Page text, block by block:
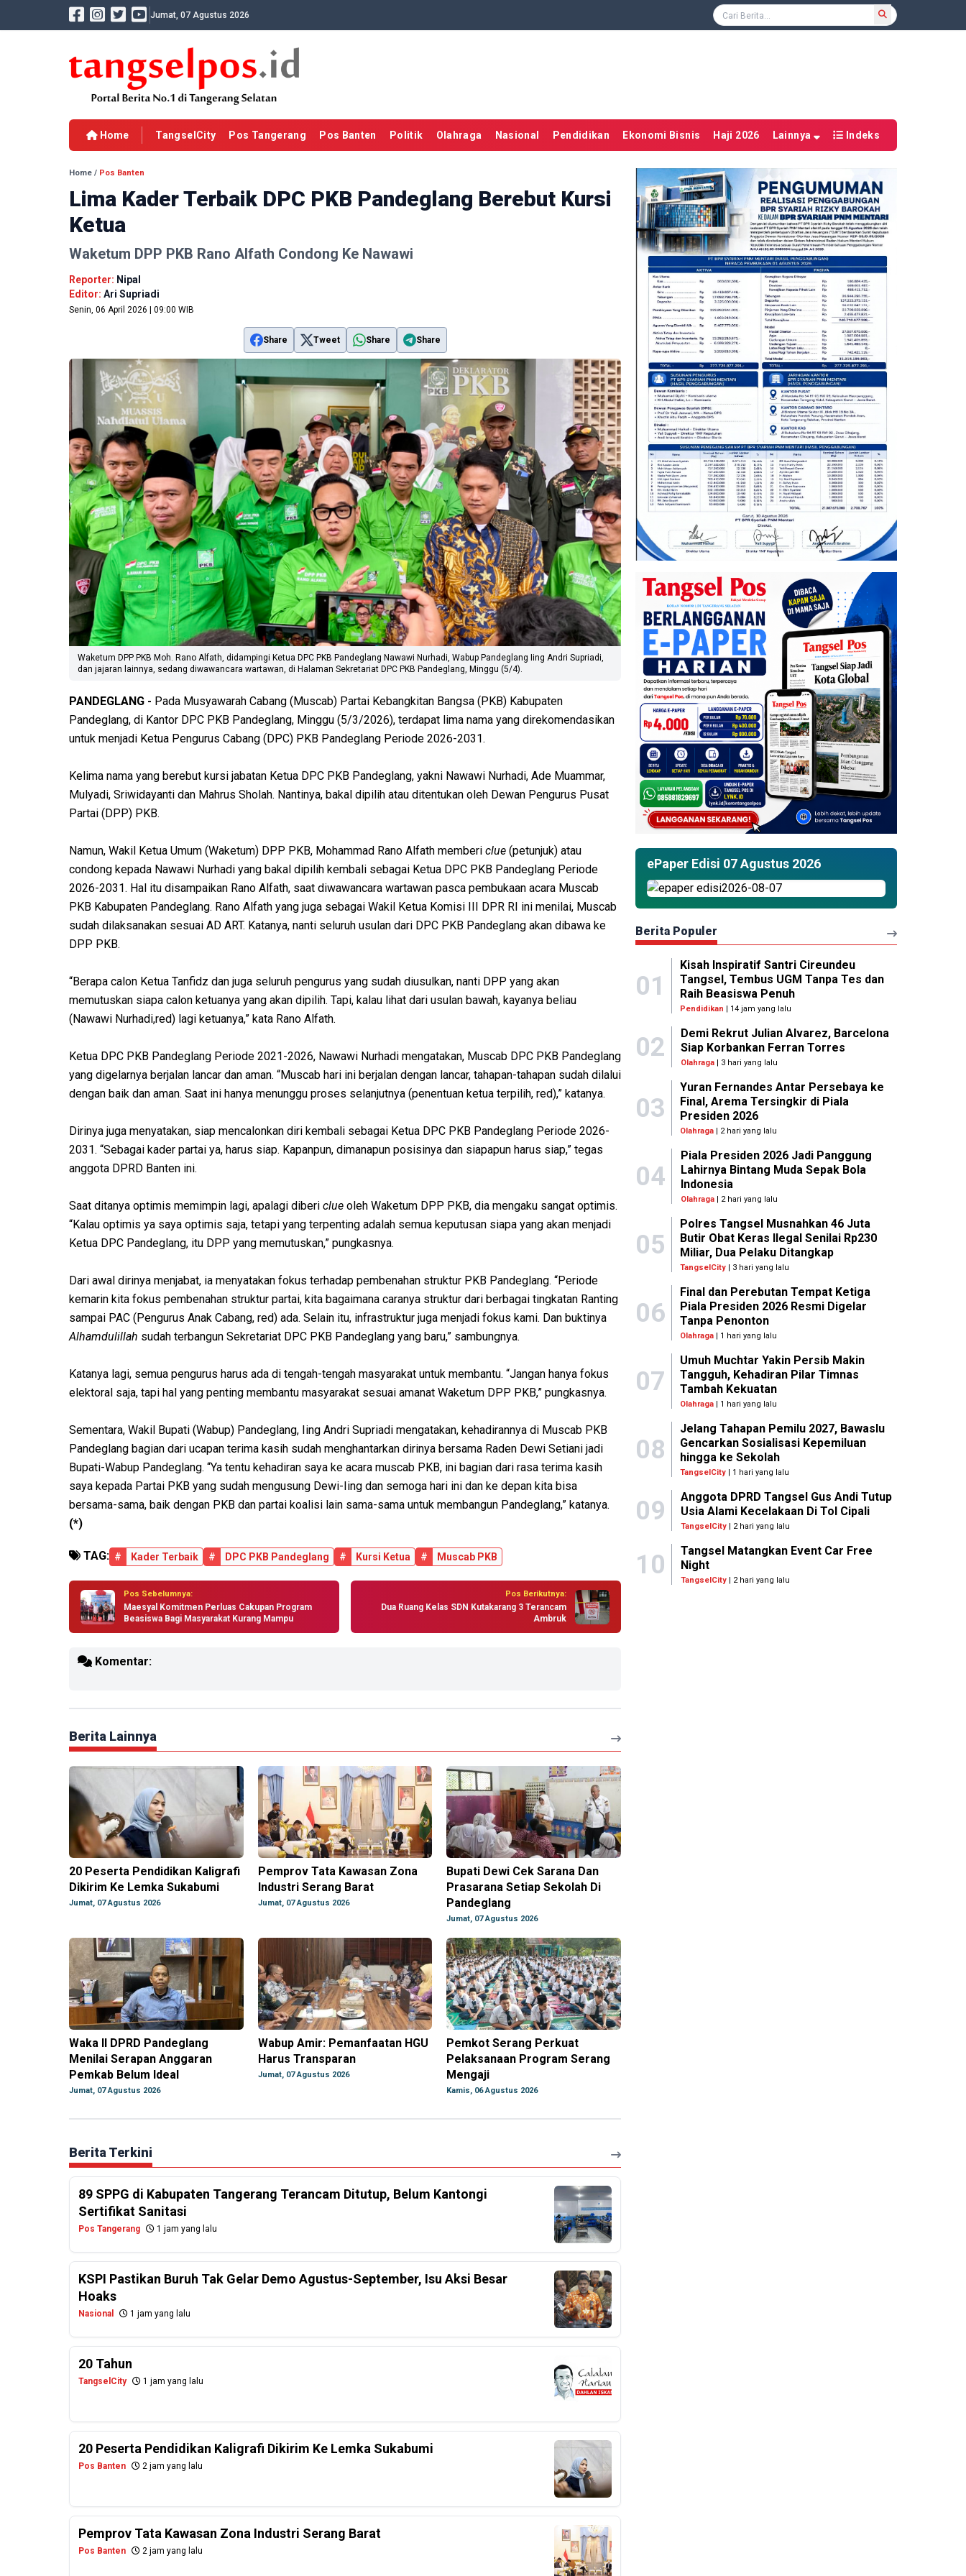
Jumat, 07 Agustus 2026
Home TangselCity Pos Tangerang Pos Banten Politik Olahraga Nasional Pendidikan Ekonomi Bisnis Haji 2026 Lainnya Indeks
Home / Pos Banten
Lima Kader Terbaik DPC PKB Pandeglang Berebut Kursi
Ketua
Waketum DPP PKB Rano Alfath Condong Ke Nawawi
Reporter: Nipal
Editor: Ari Supriadi
Senin, 06 April 2026 | 09:00 WIB
Share Tweet Share Share
Waketum DPP PKB Moh. Rano Alfath, didampingi Ketua DPC PKB Pandeglang Nawawi Nurhadi, Wabup Pandeglang Iing Andri Supriadi,
dan jajaran lainnya, sedang diwawancara wartawan, di Halaman Sekretariat DPC PKB Pandeglang, Minggu (5/4).
PANDEGLANG - Pada Musyawarah Cabang (Muscab) Partai Kebangkitan Bangsa (PKB) Kabupaten
Pandeglang, di Kantor DPC PKB Pandeglang, Minggu (5/3/2026), terdapat lima nama yang direkomendasikan
untuk menjadi Ketua Pengurus Cabang (DPC) PKB Pandeglang Periode 2026-2031.
Kelima nama yang berebut kursi jabatan Ketua DPC PKB Pandeglang, yakni Nawawi Nurhadi, Ade Muammar,
Mulyadi, Sriwidayanti dan Mahrus Sholah. Nantinya, bakal dipilih atau ditentukan oleh Dewan Pengurus Pusat
Partai (DPP) PKB.
Namun, Wakil Ketua Umum (Waketum) DPP PKB, Mohammad Rano Alfath memberi clue (petunjuk) atau
condong kepada Nawawi Nurhadi yang bakal dipilih kembali sebagai Ketua DPC PKB Pandeglang Periode
2026-2031. Hal itu disampaikan Rano Alfath, saat diwawancara wartawan pasca pembukaan acara Muscab
PKB Kabupaten Pandeglang. Rano Alfath yang juga sebagai Wakil Ketua Komisi III DPR RI ini menilai, Muscab
sudah dilaksanakan sesuai AD ART. Katanya, nanti seluruh usulan dari DPC PKB Pandeglang akan dibawa ke
DPP PKB.
“Berapa calon Ketua Tanfidz dan juga seluruh pengurus yang sudah diusulkan, nanti DPP yang akan
memutuskan siapa calon ketuanya yang akan dipilih. Tapi, kalau lihat dari usulan bawah, kayanya beliau
(Nawawi Nurhadi,red) lagi ketuanya,” kata Rano Alfath.
Ketua DPC PKB Pandeglang Periode 2021-2026, Nawawi Nurhadi mengatakan, Muscab DPC PKB Pandeglang
yang digelarnya berjalan lancar dan aman. “Muscab hari ini berjalan dengan lancar, tahapan-tahapan sudah dilalui
dengan baik dan aman. Saat ini hanya menunggu proses selanjutnya (penentuan ketua terpilih, red),” katanya.
Dirinya juga menyatakan, siap mencalonkan diri kembali sebagai Ketua DPC PKB Pandeglang Periode 2026-
2031. “Sebagai kader partai ya, harus siap. Kapanpun, dimanapun posisinya dan siapapun harus siap,” tegas
anggota DPRD Banten ini.
Saat ditanya optimis memimpin lagi, apalagi diberi clue oleh Waketum DPP PKB, dia mengaku sangat optimis.
“Kalau optimis ya saya optimis saja, tetapi yang terpenting adalah semua keputusan siapa yang akan menjadi
Ketua DPC Pandeglang, itu DPP yang memutuskan,” pungkasnya.
Dari awal dirinya menjabat, ia menyatakan fokus terhadap pembenahan struktur PKB Pandeglang. “Periode
kemarin kita fokus pembenahan struktur partai, kita bagaimana caranya struktur dari berbagai tingkatan Ranting
sampai PAC (Pengurus Anak Cabang, red) ada. Selain itu, infrastruktur juga menjadi fokus kami. Dan buktinya
Alhamdulillah sudah terbangun Sekretariat DPC PKB Pandeglang yang baru,” sambungnya.
Katanya lagi, semua pengurus harus ada di tengah-tengah masyarakat untuk membantu. “Jangan hanya fokus
elektoral saja, tapi hal yang penting membantu masyarakat sesuai amanat Waketum DPP PKB,” pungkasnya.
Sementara, Wakil Bupati (Wabup) Pandeglang, Iing Andri Supriadi mengatakan, kehadirannya di Muscab PKB
Pandeglang bagian dari ucapan terima kasih sudah menghantarkan dirinya bersama Raden Dewi Setiani jadi
Bupati-Wabup Pandeglang. “Ya tentu kehadiran saya ke acara muscab PKB, ini bagian dari rasa terima kasih
saya kepada Partai PKB yang sudah mengusung Dewi-Iing dan semoga hari ini dan ke depan kita bisa
bersama-sama, baik dengan PKB dan partai koalisi lain sama-sama untuk membangun Pandeglang,” katanya.
(*)
TAG: # Kader Terbaik # DPC PKB Pandeglang # Kursi Ketua # Muscab PKB
Pos Sebelumnya:
Maesyal Komitmen Perluas Cakupan Program
Beasiswa Bagi Masyarakat Kurang Mampu
Pos Berikutnya:
Dua Ruang Kelas SDN Kutakarang 3 Terancam
Ambruk
Komentar:
Berita Lainnya
20 Peserta Pendidikan Kaligrafi
Dikirim Ke Lemka Sukabumi
Jumat, 07 Agustus 2026
Pemprov Tata Kawasan Zona
Industri Serang Barat
Jumat, 07 Agustus 2026
Bupati Dewi Cek Sarana Dan
Prasarana Setiap Sekolah Di
Pandeglang
Jumat, 07 Agustus 2026
Waka II DPRD Pandeglang
Menilai Serapan Anggaran
Pemkab Belum Ideal
Jumat, 07 Agustus 2026
Wabup Amir: Pemanfaatan HGU
Harus Transparan
Jumat, 07 Agustus 2026
Pemkot Serang Perkuat
Pelaksanaan Program Serang
Mengaji
Kamis, 06 Agustus 2026
Berita Terkini
89 SPPG di Kabupaten Tangerang Terancam Ditutup, Belum Kantongi
Sertifikat Sanitasi
Pos Tangerang 1 jam yang lalu
KSPI Pastikan Buruh Tak Gelar Demo Agustus-September, Isu Aksi Besar
Hoaks
Nasional 1 jam yang lalu
20 Tahun
TangselCity 1 jam yang lalu
20 Peserta Pendidikan Kaligrafi Dikirim Ke Lemka Sukabumi
Pos Banten 2 jam yang lalu
Pemprov Tata Kawasan Zona Industri Serang Barat
Pos Banten 2 jam yang lalu
ePaper Edisi 07 Agustus 2026
Berita Populer
01
Kisah Inspiratif Santri Cireundeu
Tangsel, Tembus UGM Tanpa Tes dan
Raih Beasiswa Penuh
Pendidikan | 14 jam yang lalu
02
Demi Rekrut Julian Alvarez, Barcelona
Siap Korbankan Ferran Torres
Olahraga| 3 hari yang lalu
03
Yuran Fernandes Antar Persebaya ke
Final, Arema Tersingkir di Piala
Presiden 2026
Olahraga | 2 hari yang lalu
04
Piala Presiden 2026 Jadi Panggung
Lahirnya Bintang Muda Sepak Bola
Indonesia
Olahraga| 2 hari yang lalu
05
Polres Tangsel Musnahkan 46 Juta
Butir Obat Keras Ilegal Senilai Rp230
Miliar, Dua Pelaku Ditangkap
TangselCity | 3 hari yang lalu
06
Final dan Perebutan Tempat Ketiga
Piala Presiden 2026 Resmi Digelar
Tanpa Penonton
Olahraga | 1 hari yang lalu
07
Umuh Muchtar Yakin Persib Makin
Tangguh, Kehadiran Pilar Timnas
Tambah Kekuatan
Olahraga | 1 hari yang lalu
08
Jelang Tahapan Pemilu 2027, Bawaslu
Gencarkan Sosialisasi Kepemiluan
hingga ke Sekolah
TangselCity | 1 hari yang lalu
09
Anggota DPRD Tangsel Gus Andi Tutup
Usia Alami Kecelakaan Di Tol Cipali
TangselCity| 2 hari yang lalu
10
Tangsel Matangkan Event Car Free
Night
TangselCity| 2 hari yang lalu